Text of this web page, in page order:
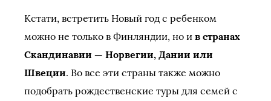
Кстати, встретить Новый год с ребенком
можно не только в Финляндии, но и в странах
Скандинавии — Норвегии, Дании или
Швеции. Во все эти страны также можно
подобрать рождественские туры для семей с